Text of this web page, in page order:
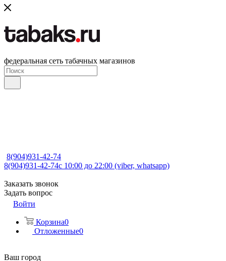
федеральная сеть табачных магазинов
8(904)931-42-74
8(904)931-42-74с 10:00 до 22:00 (viber, whatsapp)
Заказать звонок
Задать вопрос
Войти
Корзина0
Отложенные0
Ваш город